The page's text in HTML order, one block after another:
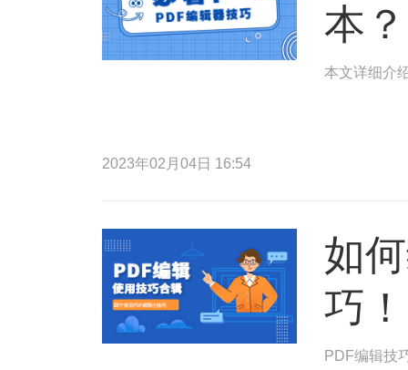
本？
本文详细介
2023年02月04日 16:54
如
巧！
PDF编辑技